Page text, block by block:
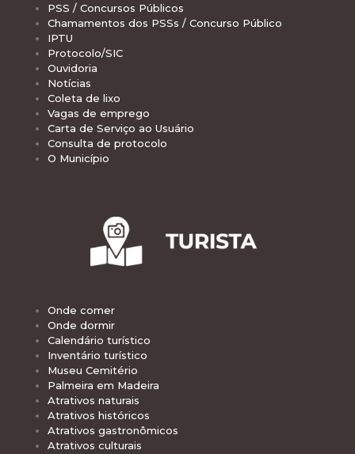
PSS / Concursos Públicos
Chamamentos dos PSSs / Concurso Público
IPTU
Protocolo/SIC
Ouvidoria
Notícias
Coleta de lixo
Vagas de emprego
Carta de Serviço ao Usuário
Consulta de protocolo
O Município
Onde comer
Onde dormir
Calendário turístico
Inventário turístico
Museu Cemitério
Palmeira em Madeira
Atrativos naturais
Atrativos históricos
Atrativos gastronômicos
Atrativos culturais